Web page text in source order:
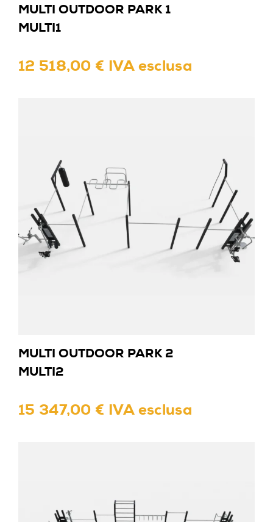
MULTI OUTDOOR PARK 1
MULTI1
12 518,00 € IVA esclusa
MULTI OUTDOOR PARK 2
MULTI2
15 347,00 € IVA esclusa